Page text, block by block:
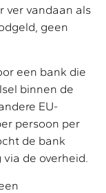
ver vandaan als
geen
een bank die
binnen de
EU-
persoon per
de bank
de overheid.